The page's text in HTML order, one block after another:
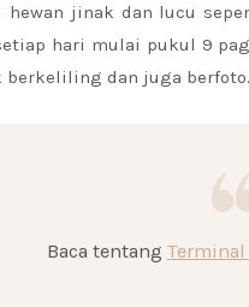
hewan jinak dan lucu
hari mulai pukul 9
dan juga berfoto.
Baca tentang